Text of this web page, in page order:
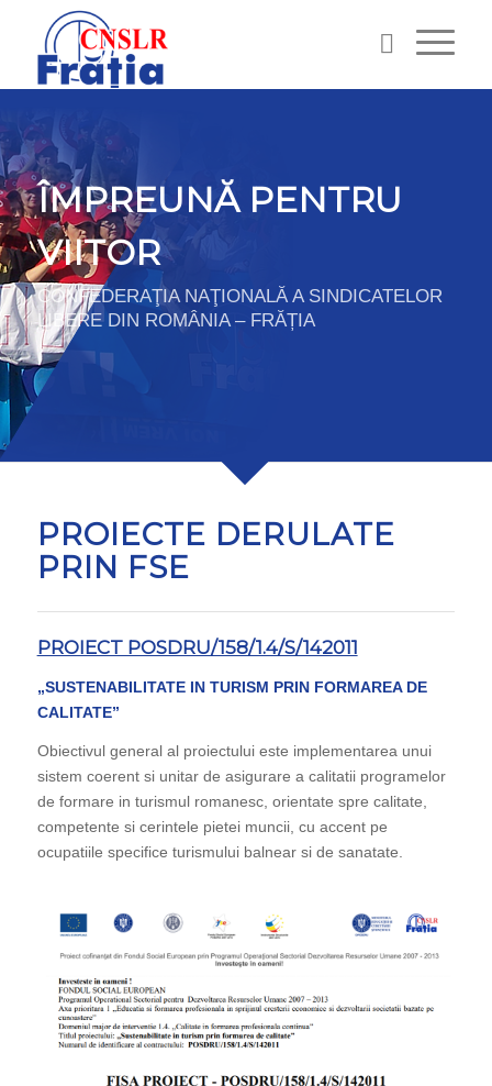
ÎMPREUNĂ PENTRU
VIITOR
CONFEDERAŢIA NAŢIONALĂ A SINDICATELOR
LIBERE DIN ROMÂNIA – FRĂȚIA
PROIECTE DERULATE
PRIN FSE
PROIECT POSDRU/158/1.4/S/142011
„SUSTENABILITATE IN TURISM PRIN FORMAREA DE
CALITATE”
Obiectivul general al proiectului este implementarea unui
sistem coerent si unitar de asigurare a calitatii programelor
de formare in turismul romanesc, orientate spre calitate,
competente si cerintele pietei muncii, cu accent pe
ocupatiile specifice turismului balnear si de sanatate.